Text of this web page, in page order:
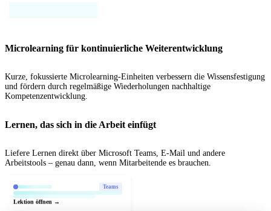
Microlearning für kontinuierliche Weiterentwicklung
Kurze, fokussierte Microlearning-Einheiten verbessern die Wissensfestigung
und fördern durch regelmäßige Wiederholungen nachhaltige
Kompetenzentwicklung.
Lernen, das sich in die Arbeit einfügt
Liefere Lernen direkt über Microsoft Teams, E-Mail und andere
Arbeitstools – genau dann, wenn Mitarbeitende es brauchen.
Teams
Lektion öffnen →